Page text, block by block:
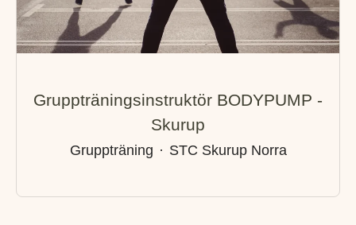
Gruppträningsinstruktör BODYPUMP -
Skurup
Gruppträning · STC Skurup Norra